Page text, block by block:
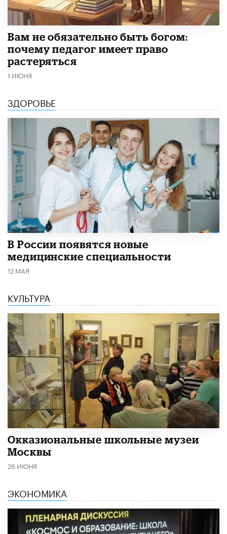
​Вам не обязательно быть богом:
почему педагог имеет право
растеряться
1 ИЮНЯ
ЗДОРОВЬЕ
В России появятся новые
медицинские специальности
12 МАЯ
КУЛЬТУРА
​Окказиональные школьные музеи
Москвы
26 ИЮНЯ
ЭКОНОМИКА